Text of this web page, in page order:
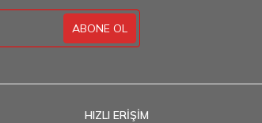
ABONE OL
HIZLI ERİŞİM